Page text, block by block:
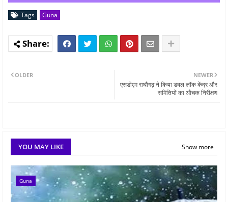
Tags Guna
NEWER
एसडीएम राघौगढ़ ने किया डबल लॉक केंद्र और
समितियों का औचक निरीक्षण
OLDER
YOU MAY LIKE Show more
Guna